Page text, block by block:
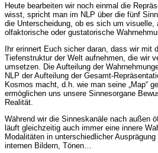
Heute bearbeiten wir noch einmal die
wisst, spricht man im NLP über die fünf
die Unterscheidung, ob es sich um visuelle,
olfaktorische oder gustatorische
Ihr erinnert Euch sicher daran, dass wir mit
Tiefenstruktur der Welt aufnehmen, die wir
umsetzen. Die Aufteilung der
NLP der Aufteilung der Gesamt-
Kosmos macht, d.h. wie man seine „Map“
ermöglichen uns unsere Sinnesorgane
Realität.
Während wir die Sinneskanäle nach außen
läuft gleichzeitig auch immer eine innere
Modalitäten in unterschiedlicher
internen Bildern, Tönen…